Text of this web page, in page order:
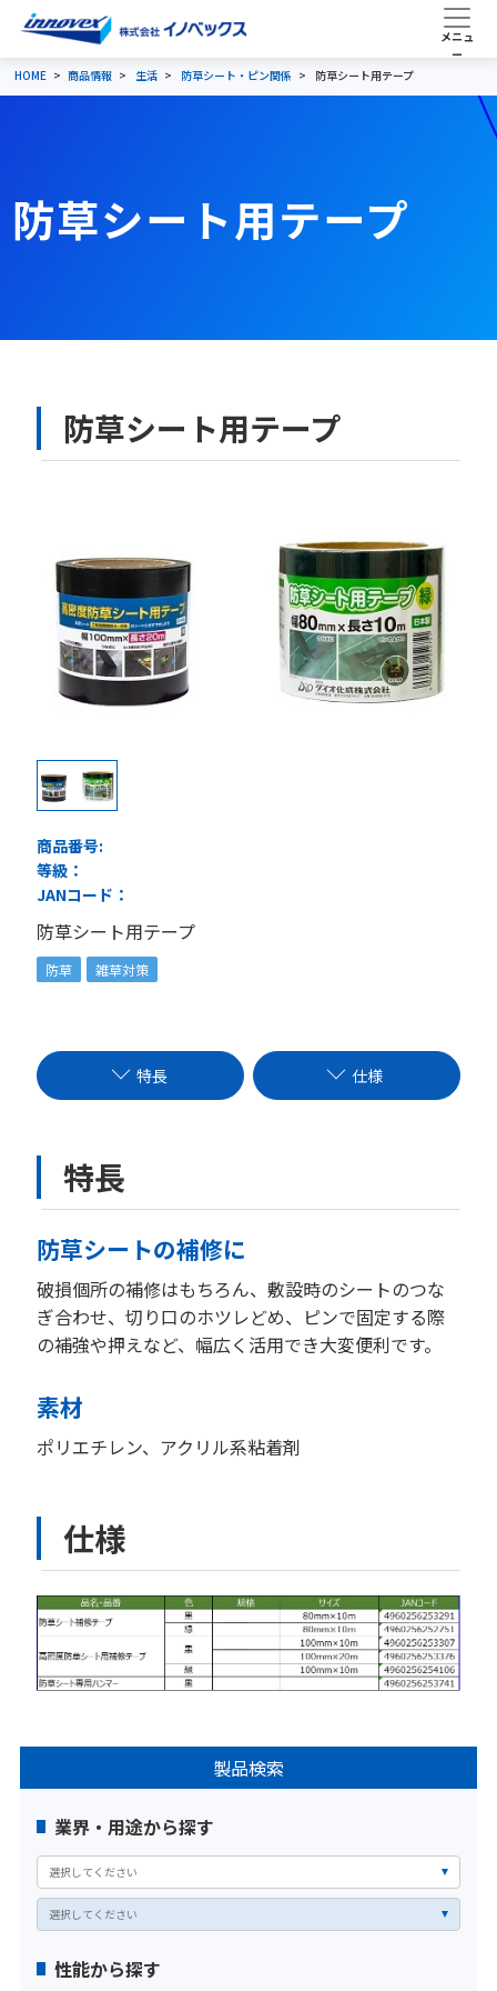
HOME 商品情報 生活 防草シート・ピン関係 防草シート用テープ
防草シート用テープ
防草シート用テープ
商品番号:
等級：
JANコード：
防草シート用テープ
防草 雑草対策
特長 仕様
特長
防草シートの補修に
破損個所の補修はもちろん、敷設時のシートのつな
ぎ合わせ、切り口のホツレどめ、ピンで固定する際
の補強や押えなど、幅広く活用でき大変便利です。
素材
ポリエチレン、アクリル系粘着剤
仕様
製品検索
業界・用途から探す
性能から探す